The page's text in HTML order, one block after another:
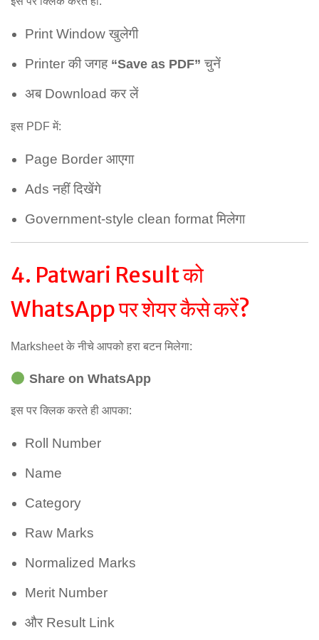
Print Window खुलेगी
Printer की जगह “Save as PDF” चुनें
अब Download कर लें
इस PDF में:
Page Border आएगा
Ads नहीं दिखेंगे
Government-style clean format मिलेगा
4. Patwari Result को
WhatsApp पर शेयर कैसे करें?
Marksheet के नीचे आपको हरा बटन मिलेगा:
Share on WhatsApp
इस पर क्लिक करते ही आपका:
Roll Number
Name
Category
Raw Marks
Normalized Marks
Merit Number
और Result Link